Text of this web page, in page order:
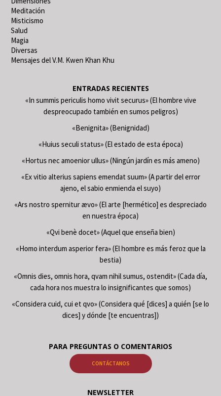
Meditación
Misticismo
Salud
Magia
Diversas
Mensajes del V.M. Kwen Khan Khu
ENTRADAS RECIENTES
«In summis periculis homo vivit securus» (El hombre vive
despreocupado también en sumos peligros)
«Benignita» (Benignidad)
«Huius seculi status» (El estado de esta época)
«Hortus nec amoenior ullus» (Ningún jardín es más ameno)
«Ex vitio alterius sapiens emendat suum» (A partir del error
ajeno, el sabio enmienda el suyo)
«Ars nostro spernitur ævo» (El arte [hermético] es despreciado
en nuestra época)
«Qvi benè docet» (Aquel que enseña bien)
«Homo interdum asperior fera» (El hombre es más feroz que la
bestia)
«Omnis dies, omnis hora, qvam nihil sumus, ostendit» (Cada día,
cada hora nos muestra lo insignificantes que somos)
«Considera cuid, cui et qvo» (Considera qué [dices] a quién [se lo
dices] y dónde [te encuentras])
PARA PREGUNTAS O COMENTARIOS
CONTÁCTANOS
NEWSLETTER